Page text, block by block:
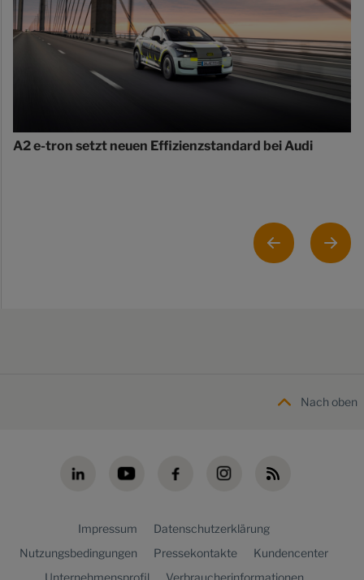
A2 e-tron setzt neuen Effizienzstandard bei Audi
Nach oben
Impressum
Datenschutzerklärung
Nutzungsbedingungen
Pressekontakte
Kundencenter